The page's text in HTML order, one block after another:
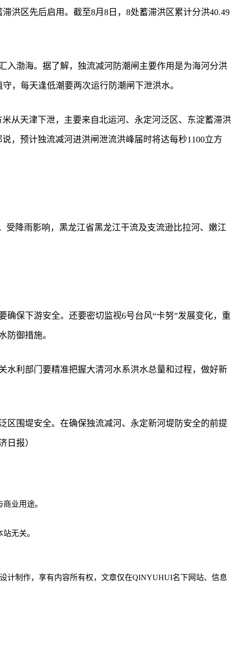
洪区先后启用。截至8月8日，8处蓄滞洪区累计分洪40.49
入渤海。据了解，独流减河防潮闸主要作用是为海河分洪
，每天逢低潮要两次运行防潮闸下泄洪水。
从天津下泄，主要来自北运河、永定河泛区、东淀蓄滞洪
，预计独流减河进洪闸泄流洪峰届时将达每秒1100立方
受降雨影响，黑龙江省黑龙江干流及支流逊比拉河、嫩江
保下游安全。还要密切监视6号台风“卡努”发展变化，重
防御措施。
水利部门要精准把握大清河水系洪水总量和过程，做好新
区围堤安全。在确保独流减河、永定新河堤防安全的前提
日报）
业用途。
无关。
计制作，享有内容所有权，文章仅在QINYUHUI名下网站、信息